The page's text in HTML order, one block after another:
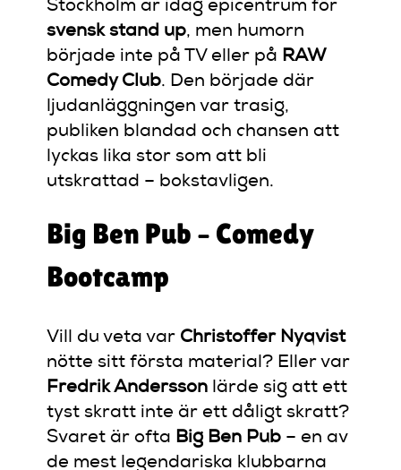
Stockholm är idag epicentrum för
svensk stand up, men humorn
började inte på TV eller på RAW
Comedy Club. Den började där
ljudanläggningen var trasig,
publiken blandad och chansen att
lyckas lika stor som att bli
utskrattad – bokstavligen.
Big Ben Pub – Comedy
Bootcamp
Vill du veta var Christoffer Nyqvist
nötte sitt första material? Eller var
Fredrik Andersson lärde sig att ett
tyst skratt inte är ett dåligt skratt?
Svaret är ofta Big Ben Pub – en av
de mest legendariska klubbarna